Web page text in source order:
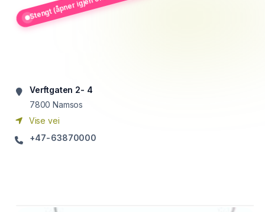
Verftgaten 2- 4
7800 Namsos
Vise vei
+47-63870000